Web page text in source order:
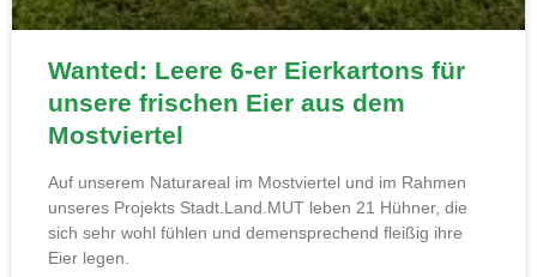
Wanted: Leere 6-er Eierkartons für
unsere frischen Eier aus dem
Mostviertel
Auf unserem Naturareal im Mostviertel und im Rahmen
unseres Projekts Stadt.Land.MUT leben 21 Hühner, die
sich sehr wohl fühlen und demensprechend fleißig ihre
Eier legen.